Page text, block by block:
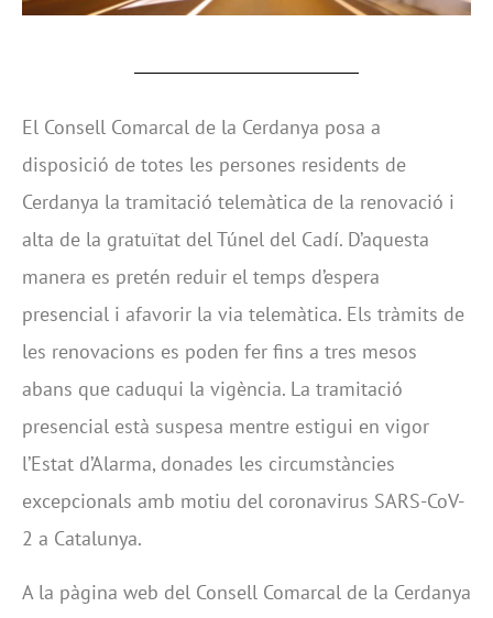
El Consell Comarcal de la Cerdanya posa a
disposició de totes les persones residents de
Cerdanya la tramitació telemàtica de la renovació i
alta de la gratuïtat del Túnel del Cadí. D’aquesta
manera es pretén reduir el temps d’espera
presencial i afavorir la via telemàtica. Els tràmits de
les renovacions es poden fer fins a tres mesos
abans que caduqui la vigència. La tramitació
presencial està suspesa mentre estigui en vigor
l’Estat d’Alarma, donades les circumstàncies
excepcionals amb motiu del coronavirus SARS-CoV-
2 a Catalunya.
A la pàgina web del Consell Comarcal de la Cerdanya